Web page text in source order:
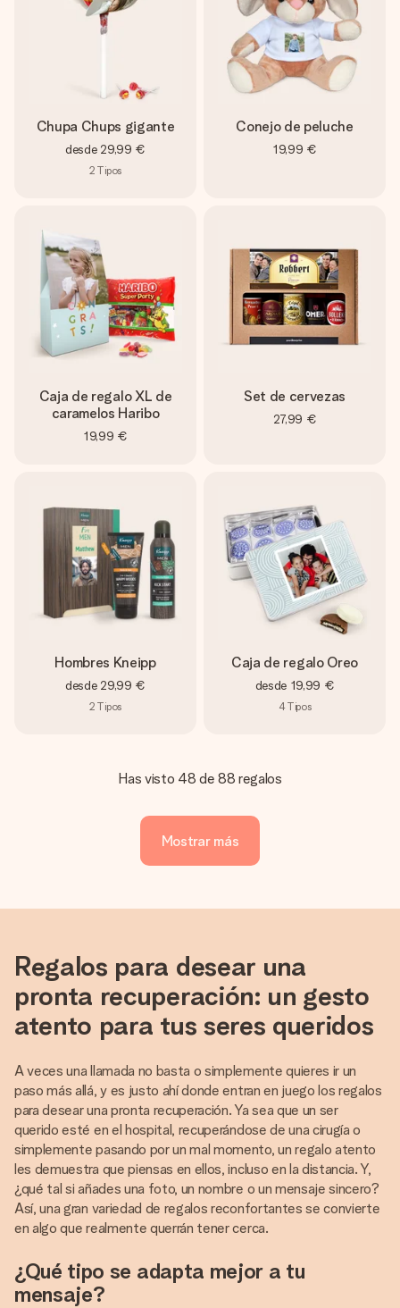
Chupa Chups gigante
desde 29,99 €
2 Tipos
Conejo de peluche
19,99 €
Caja de regalo XL de
caramelos Haribo
19,99 €
Set de cervezas
27,99 €
Hombres Kneipp
desde 29,99 €
2 Tipos
Caja de regalo Oreo
desde 19,99 €
4Tipos
Has visto 48 de 88 regalos
Mostrar más
Regalos para desear una
pronta recuperación: un gesto
atento para tus seres queridos
A veces una llamada no basta o simplemente quieres ir un
paso más allá, y es justo ahí donde entran en juego los regalos
para desear una pronta recuperación. Ya sea que un ser
querido esté en el hospital, recuperándose de una cirugía o
simplemente pasando por un mal momento, un regalo atento
les demuestra que piensas en ellos, incluso en la distancia. Y,
¿qué tal si añades una foto, un nombre o un mensaje sincero?
Así, una gran variedad de regalos reconfortantes se convierte
en algo que realmente querrán tener cerca.
¿Qué tipo se adapta mejor a tu
mensaje?